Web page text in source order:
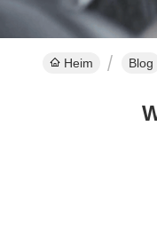
Heim Blog